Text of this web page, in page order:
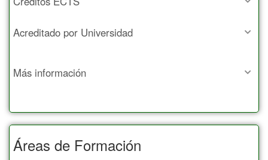
Acreditado por Universidad
Más información
Áreas de Formación